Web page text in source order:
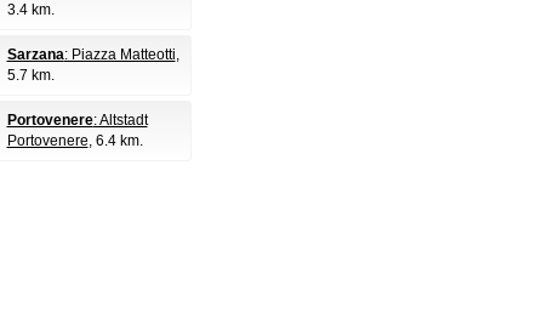
3.4 km.
Sarzana: Piazza Matteotti,
5.7 km.
Portovenere: Altstadt
Portovenere, 6.4 km.